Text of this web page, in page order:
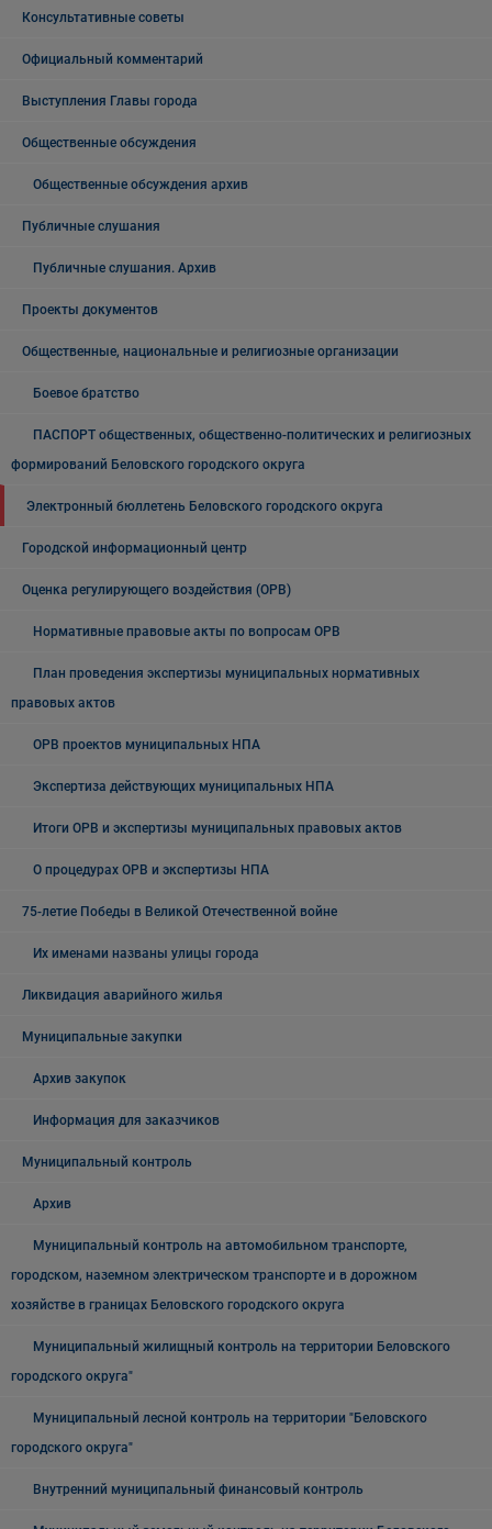
Консультативные советы
Официальный комментарий
Выступления Главы города
Общественные обсуждения
Общественные обсуждения архив
Публичные слушания
Публичные слушания. Архив
Проекты документов
Общественные, национальные и религиозные организации
Боевое братство
ПАСПОРТ общественных, общественно-политических и религиозных
формирований Беловского городского округа
Электронный бюллетень Беловского городского округа
Городской информационный центр
Оценка регулирующего воздействия (ОРВ)
Нормативные правовые акты по вопросам ОРВ
План проведения экспертизы муниципальных нормативных
правовых актов
ОРВ проектов муниципальных НПА
Экспертиза действующих муниципальных НПА
Итоги ОРВ и экспертизы муниципальных правовых актов
О процедурах ОРВ и экспертизы НПА
75-летие Победы в Великой Отечественной войне
Их именами названы улицы города
Ликвидация аварийного жилья
Муниципальные закупки
Архив закупок
Информация для заказчиков
Муниципальный контроль
Архив
Муниципальный контроль на автомобильном транспорте,
городском, наземном электрическом транспорте и в дорожном
хозяйстве в границах Беловского городского округа
Муниципальный жилищный контроль на территории Беловского
городского округа"
Муниципальный лесной контроль на территории "Беловского
городского округа"
Внутренний муниципальный финансовый контроль